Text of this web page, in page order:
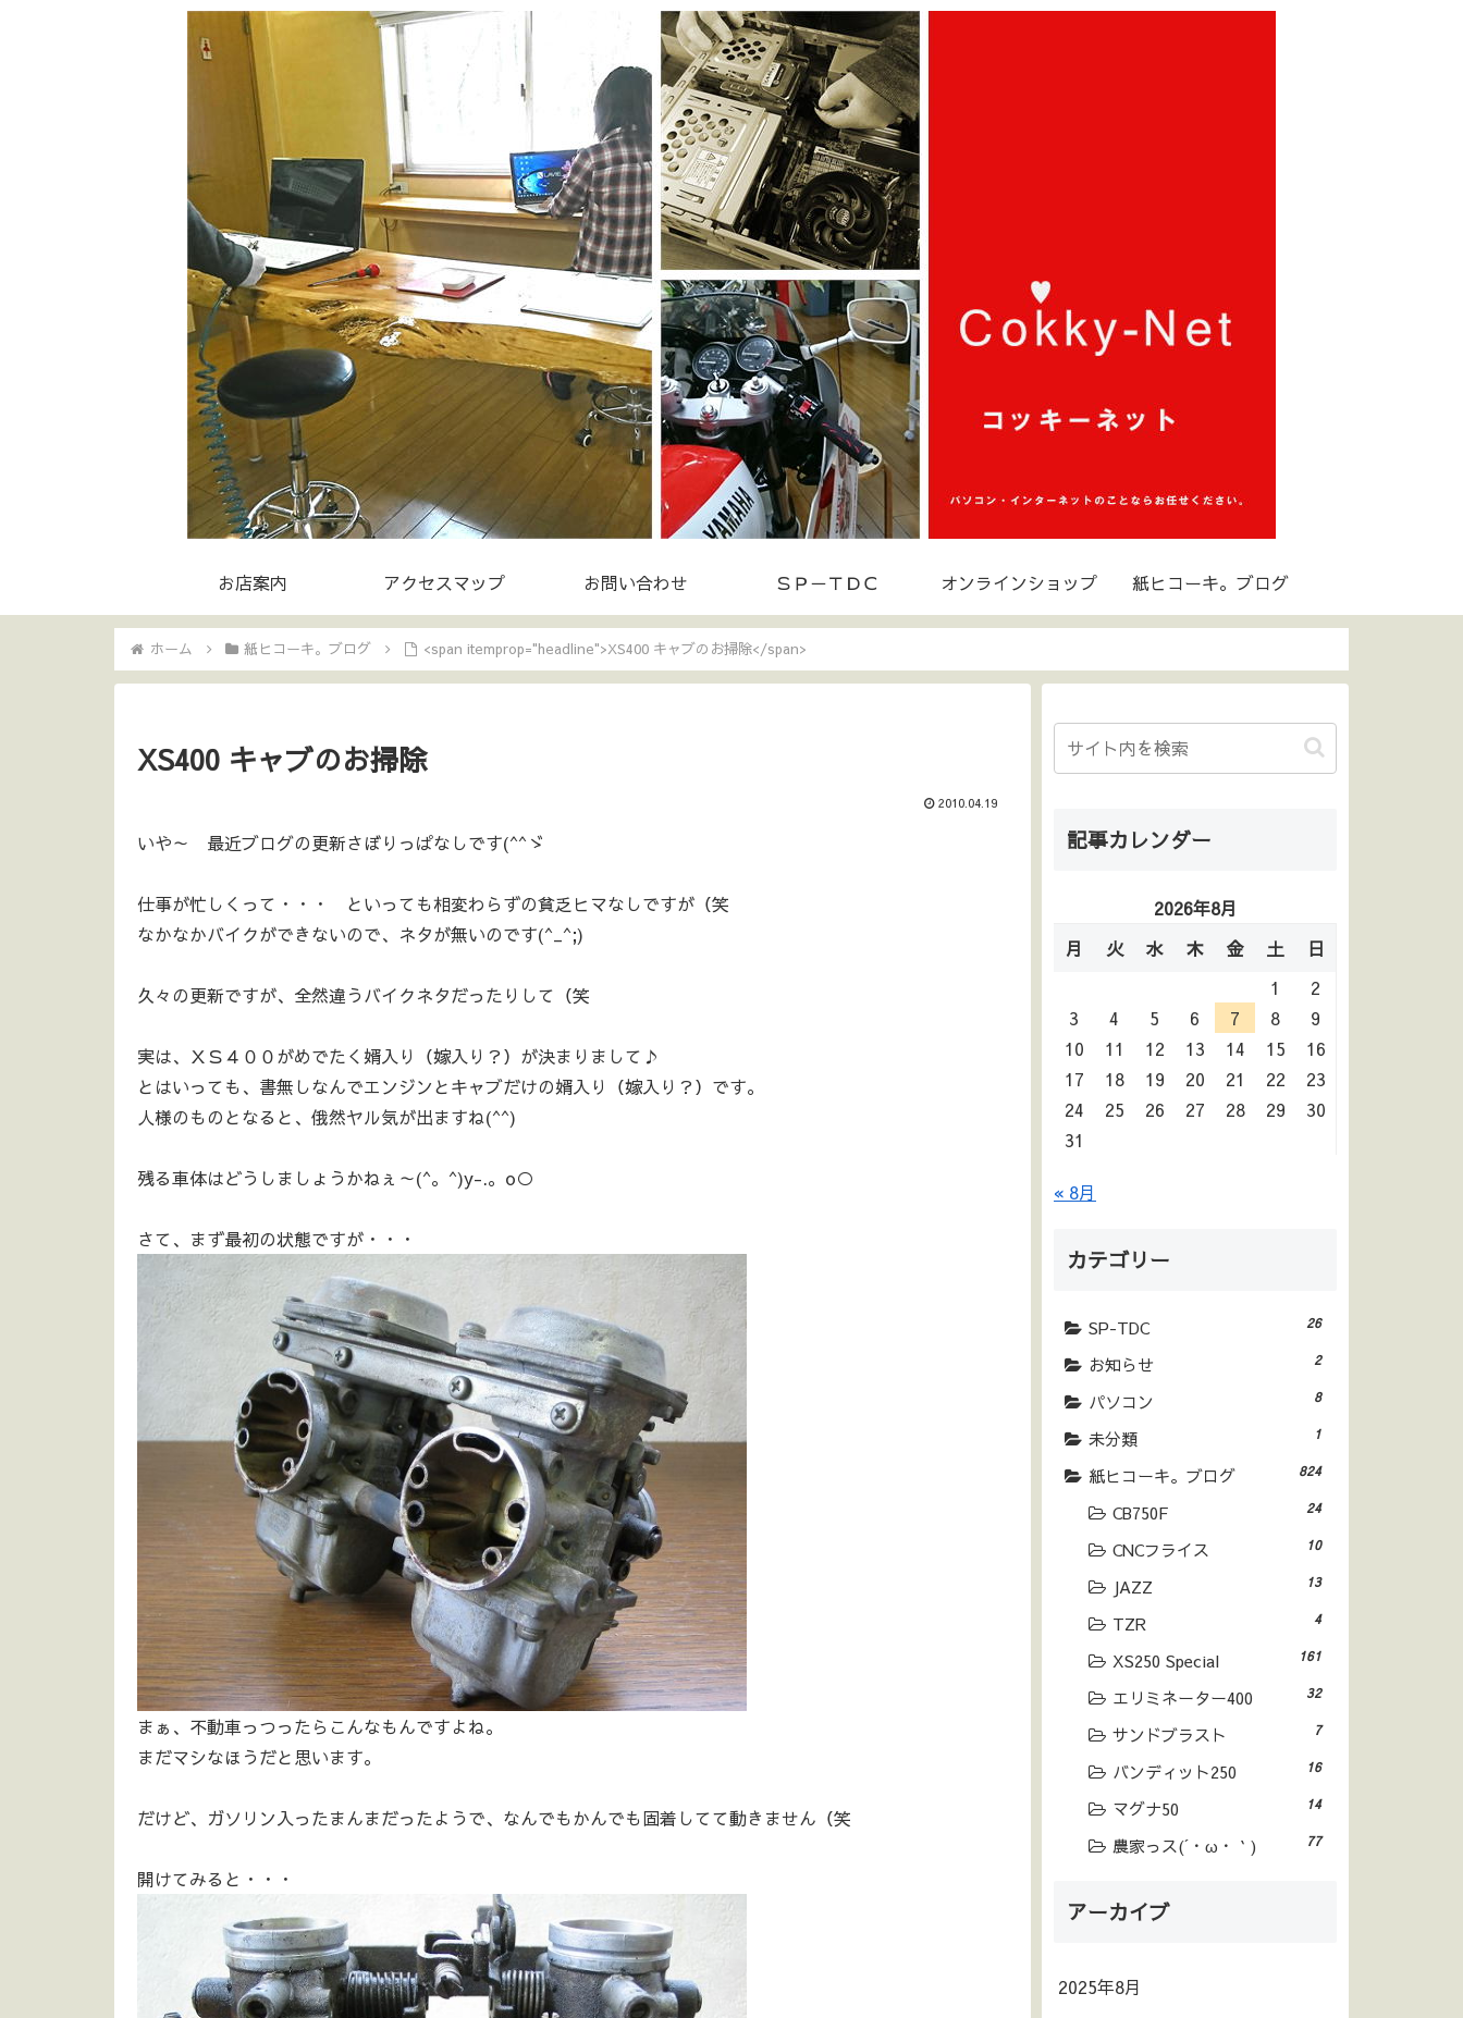
お店案内 アクセスマップ お問い合わせ ＳＰ－ＴＤＣ オンラインショップ 紙ヒコーキ。ブログ
ホーム 紙ヒコーキ。ブログ <span itemprop="headline">XS400 キャブのお掃除</span>
XS400 キャブのお掃除
2010.04.19
いや～ 最近ブログの更新さぼりっぱなしです(^^ゞ
仕事が忙しくって・・・ といっても相変わらずの貧乏ヒマなしですが（笑
なかなかバイクができないので、ネタが無いのです(^_^;)
久々の更新ですが、全然違うバイクネタだったりして（笑
実は、ＸＳ４００がめでたく婿入り（嫁入り？）が決まりまして♪
とはいっても、書無しなんでエンジンとキャブだけの婿入り（嫁入り？）です。
人様のものとなると、俄然ヤル気が出ますね(^^)
残る車体はどうしましょうかねぇ～(^。^)y-.。o○
さて、まず最初の状態ですが・・・
まぁ、不動車っつったらこんなもんですよね。
まだマシなほうだと思います。
だけど、ガソリン入ったまんまだったようで、なんでもかんでも固着してて動きません（笑
開けてみると・・・
記事カレンダー
2026年8月
月
火 水 木 金 土
日
1
2
3
4 5 6 7 8
9
10
11 12 13 14 15
16
17
18 19 20 21 22
23
24
25 26 27 28 29
30
31
« 8月
カテゴリー
SP-TDC 26
お知らせ 2
パソコン 8
未分類 1
紙ヒコーキ。ブログ 824
CB750F 24
CNCフライス 10
JAZZ 13
TZR 4
XS250 Special 161
エリミネーター400 32
サンドブラスト 7
バンディット250 16
マグナ50 14
農家っス(´・ω・｀) 77
アーカイブ
2025年8月